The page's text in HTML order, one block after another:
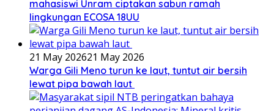
mahasiswi Unram ciptakan sabun ramah
lingkungan ECOSA 18UU
21 May 202621 May 2026
Warga Gili Meno turun ke laut, tuntut air bersih
lewat pipa bawah laut